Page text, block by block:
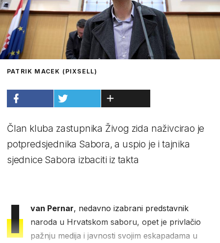
PATRIK MACEK (PIXSELL)
Član kluba zastupnika Živog zida naživcirao je
potpredsjednika Sabora, a uspio je i tajnika
sjednice Sabora izbaciti iz takta
I van Pernar, nedavno izabrani predstavnik
naroda u Hrvatskom saboru, opet je privlačio
pažnju medija i javnosti svojim eskapadama u